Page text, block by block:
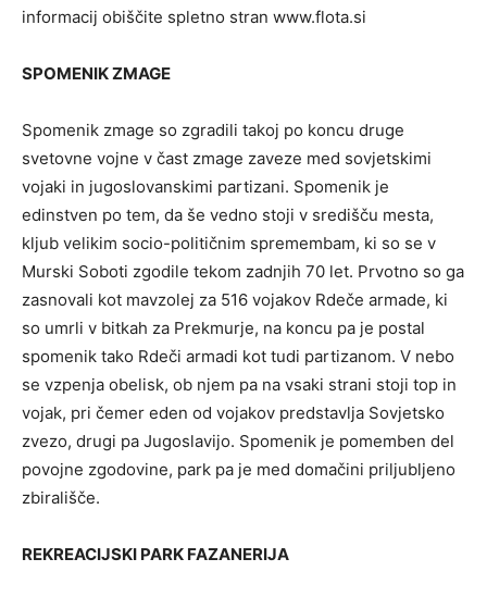
informacij obiščite spletno stran www.flota.si
SPOMENIK ZMAGE
Spomenik zmage so zgradili takoj po koncu druge
svetovne vojne v čast zmage zaveze med sovjetskimi
vojaki in jugoslovanskimi partizani. Spomenik je
edinstven po tem, da še vedno stoji v središču mesta,
kljub velikim socio-političnim spremembam, ki so se v
Murski Soboti zgodile tekom zadnjih 70 let. Prvotno so ga
zasnovali kot mavzolej za 516 vojakov Rdeče armade, ki
so umrli v bitkah za Prekmurje, na koncu pa je postal
spomenik tako Rdeči armadi kot tudi partizanom. V nebo
se vzpenja obelisk, ob njem pa na vsaki strani stoji top in
vojak, pri čemer eden od vojakov predstavlja Sovjetsko
zvezo, drugi pa Jugoslavijo. Spomenik je pomemben del
povojne zgodovine, park pa je med domačini priljubljeno
zbirališče.
REKREACIJSKI PARK FAZANERIJA